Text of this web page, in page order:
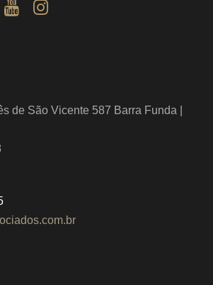
de São Vicente 587 Barra Funda |